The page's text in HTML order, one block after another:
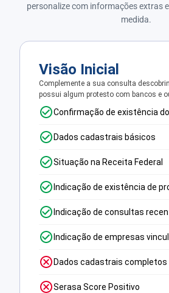
personalize com informações extras
medida.
Visão Inicial
Complemente a sua consulta
possui algum protesto com bancos e
Confirmação de existência do
Dados cadastrais básicos
Situação na Receita Federal
Indicação de existência de
Indicação de consultas
Indicação de empresas
Dados cadastrais completos
Serasa Score Positivo